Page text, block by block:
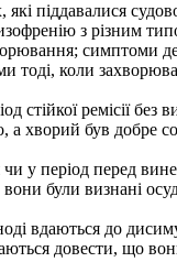
піддавалися
з різним
симптоми
коли
ремісії без
а хворий був
період перед
були визнані
вдаються до
довести, що